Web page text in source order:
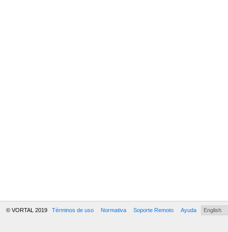
© VORTAL 2019 Términos de uso Normativa Soporte Remoto Ayuda